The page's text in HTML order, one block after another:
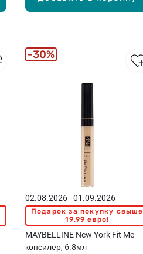
02.08.2026 - 01.09.2026
Подарок за покупку свыше
19,99 евро!
MAYBELLINE New York Fit Me
консилер, 6.8мл
30%